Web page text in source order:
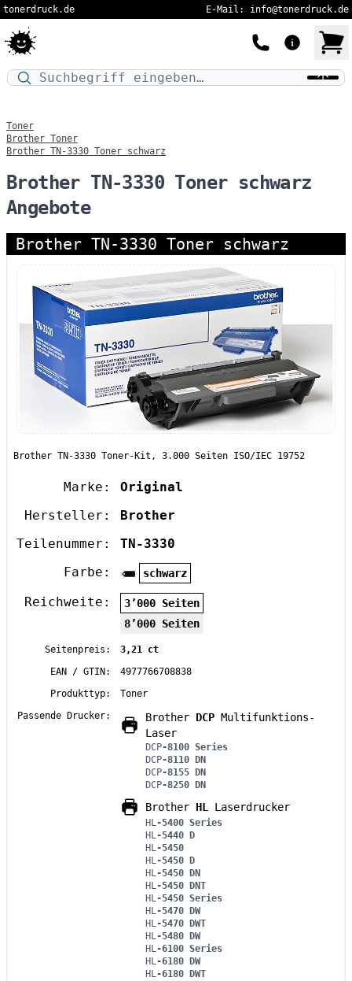
tonerdruck.de E-Mail: info@tonerdruck.de
Druckermodell oder Produktnamen eingeben…
Toner
Brother Toner
Brother TN-3330 Toner schwarz
Brother TN-3330 Toner schwarz
Angebote
Brother TN-3330 Toner schwarz
Brother TN-3330 Toner-Kit, 3.000 Seiten ISO/IEC 19752
Marke:
Original
Hersteller:
Brother
Teilenummer:
TN-3330
Farbe:
schwarz
Reichweite:
3’000 Seiten
8’000 Seiten
Seitenpreis:
3,21 ct
EAN / GTIN:
4977766708838
Produkttyp:
Toner
Passende Drucker:
Brother DCP Multifunktions-
Laser
DCP-8100 Series
DCP-8110 DN
DCP-8155 DN
DCP-8250 DN
Brother HL Laserdrucker
HL-5400 Series
HL-5440 D
HL-5450
HL-5450 D
HL-5450 DN
HL-5450 DNT
HL-5450 Series
HL-5470 DW
HL-5470 DWT
HL-5480 DW
HL-6100 Series
HL-6180 DW
HL-6180 DWT